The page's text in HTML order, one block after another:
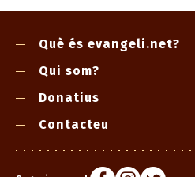
Què és evangeli.net?
Qui som?
Donatius
Contacteu